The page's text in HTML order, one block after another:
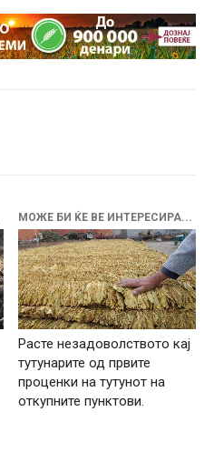
МОЖЕ БИ ЌЕ ВЕ ИНТЕРЕСИРА...
Расте незадоволството кај
тутунарите од првите
проценки на тутунот на
откупните пунктови.